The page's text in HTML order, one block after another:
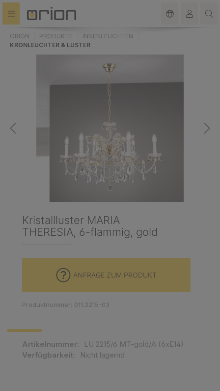
springen
ORION PRODUKTE
INNENLEUCHTEN
KRONLEUCHTER & LUSTER
Kristallluster MARIA
THERESIA, 6-flammig, gold
Artikelnummer:
LU 2215/6 MT-gold/A (6xE14)
Verfügbarkeit:
Nicht lagernd
ANFRAGE ZUM PRODUKT
Produktnummer: 011.2215-03